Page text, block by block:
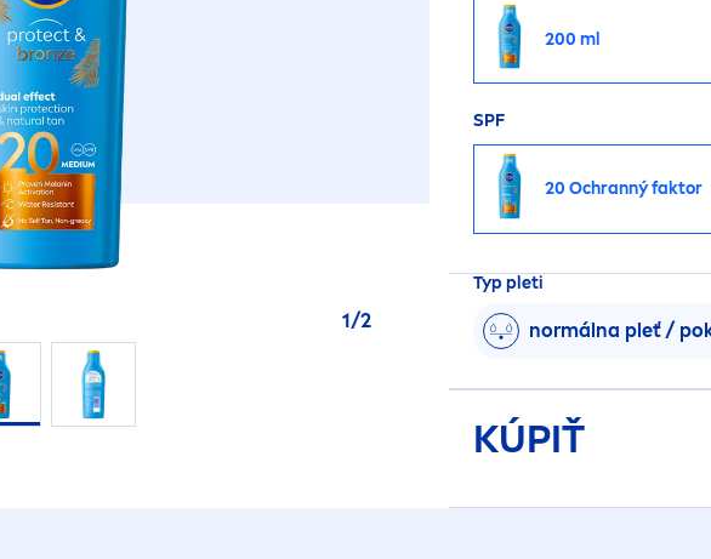
1/2
200 ml
SPF
20 Ochranný faktor
Typ pleti
normálna pleť /
KÚPIŤ